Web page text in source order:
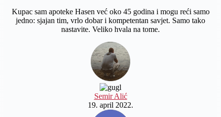
Kupac sam apoteke Hasen već oko 45 godina i mogu reći samo
jedno: sjajan tim, vrlo dobar i kompetentan savjet. Samo tako
nastavite. Veliko hvala na tome.
Semir Alić
19. april 2022.